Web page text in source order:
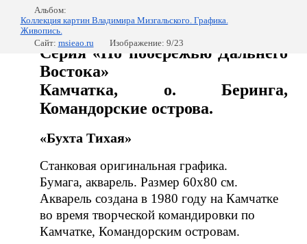
Альбом:
Коллекция картин Владимира Мизгальского. Графика.
Живопись.
Сайт: msieao.ru Изображение: 9/23
Серия «По побережью Дальнего
Востока»
Камчатка, о. Беринга,
Командорские острова.
«Бухта Тихая»
Станковая оригинальная графика.
Бумага, акварель. Размер 60х80 см.
Акварель создана в 1980 году на Камчатке
во время творческой командировки по
Камчатке, Командорским островам.